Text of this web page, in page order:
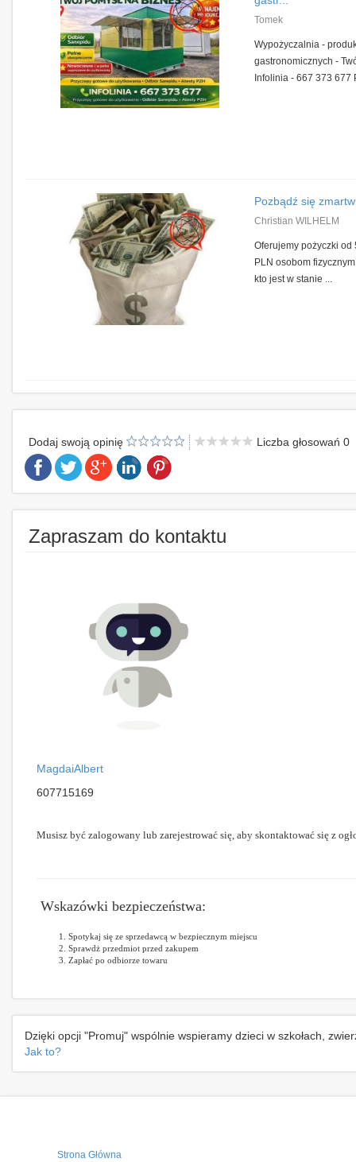
Tomek
Wypożyczalnia -
gastronomicznych -
Infolinia - 667 373 677
Pozbądź się
Christian WILHELM
Oferujemy pożyczki
PLN osobom
kto jest w stanie ...
Dodaj swoją opinię Liczba głosowań 0
Zapraszam do kontaktu
MagdaiAlbert
607715169
Musisz być zalogowany lub zarejestrować się, aby skontaktować się z
Wskazówki bezpieczeństwa:
Spotykaj się ze sprzedawcą w bezpiecznym miejscu
Sprawdż przedmiot przed zakupem
Zapłać po odbiorze towaru
Dzięki opcji "Promuj" wspólnie wspieramy dzieci w szkołach,
Jak to?
Strona Główna